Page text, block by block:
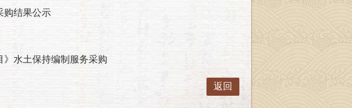
购结果公示
水土保持编制服务采购
返回